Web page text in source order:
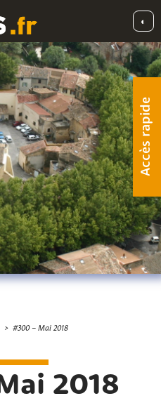
◐
Accès rapide
> #300 – Mai 2018
2018